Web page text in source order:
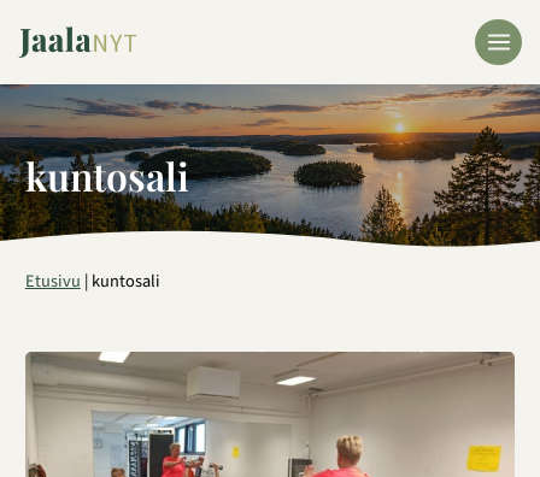
sisältöön
kuntosali
Etusivu|kuntosali